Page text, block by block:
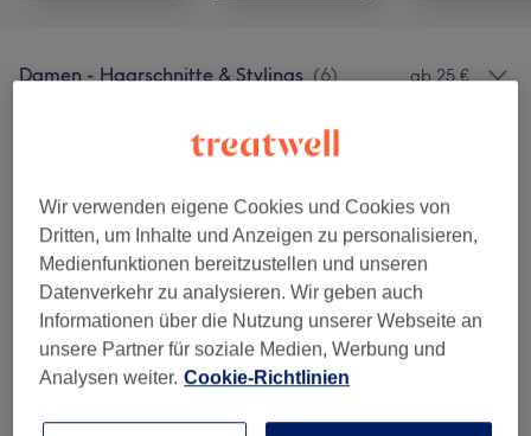
Damen - Haarschnitte & Stylings (6) ab 25 €
Damen - Farbe & Coloration (1) 0,50 €
Haarverlängerung ( 2)
Haarkuren & Pflege )
Herren - Haarschnitte & Stylings (7) ab 15 €
Wir verwenden eigene Cookies und Cookies von
Dritten, um Inhalte und Anzeigen zu personalisieren,
Medienfunktionen bereitzustellen und unseren
Datenverkehr zu analysieren. Wir geben auch
Informationen über die Nutzung unserer Webseite an
unsere Partner für soziale Medien, Werbung und
Analysen weiter. Cookie-Richtlinien